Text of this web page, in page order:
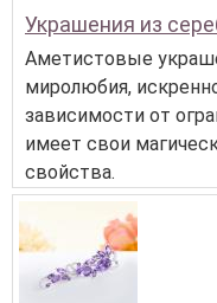
Украшения из
Аметистовые
миролюбия,
зависимости от
имеет свои
свойства.